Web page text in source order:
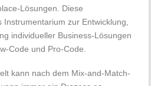
Lösungen. Diese
zur Entwicklung,
individueller Business-Lösungen
Code und Pro-Code.
kann nach dem Mix-and-Match-